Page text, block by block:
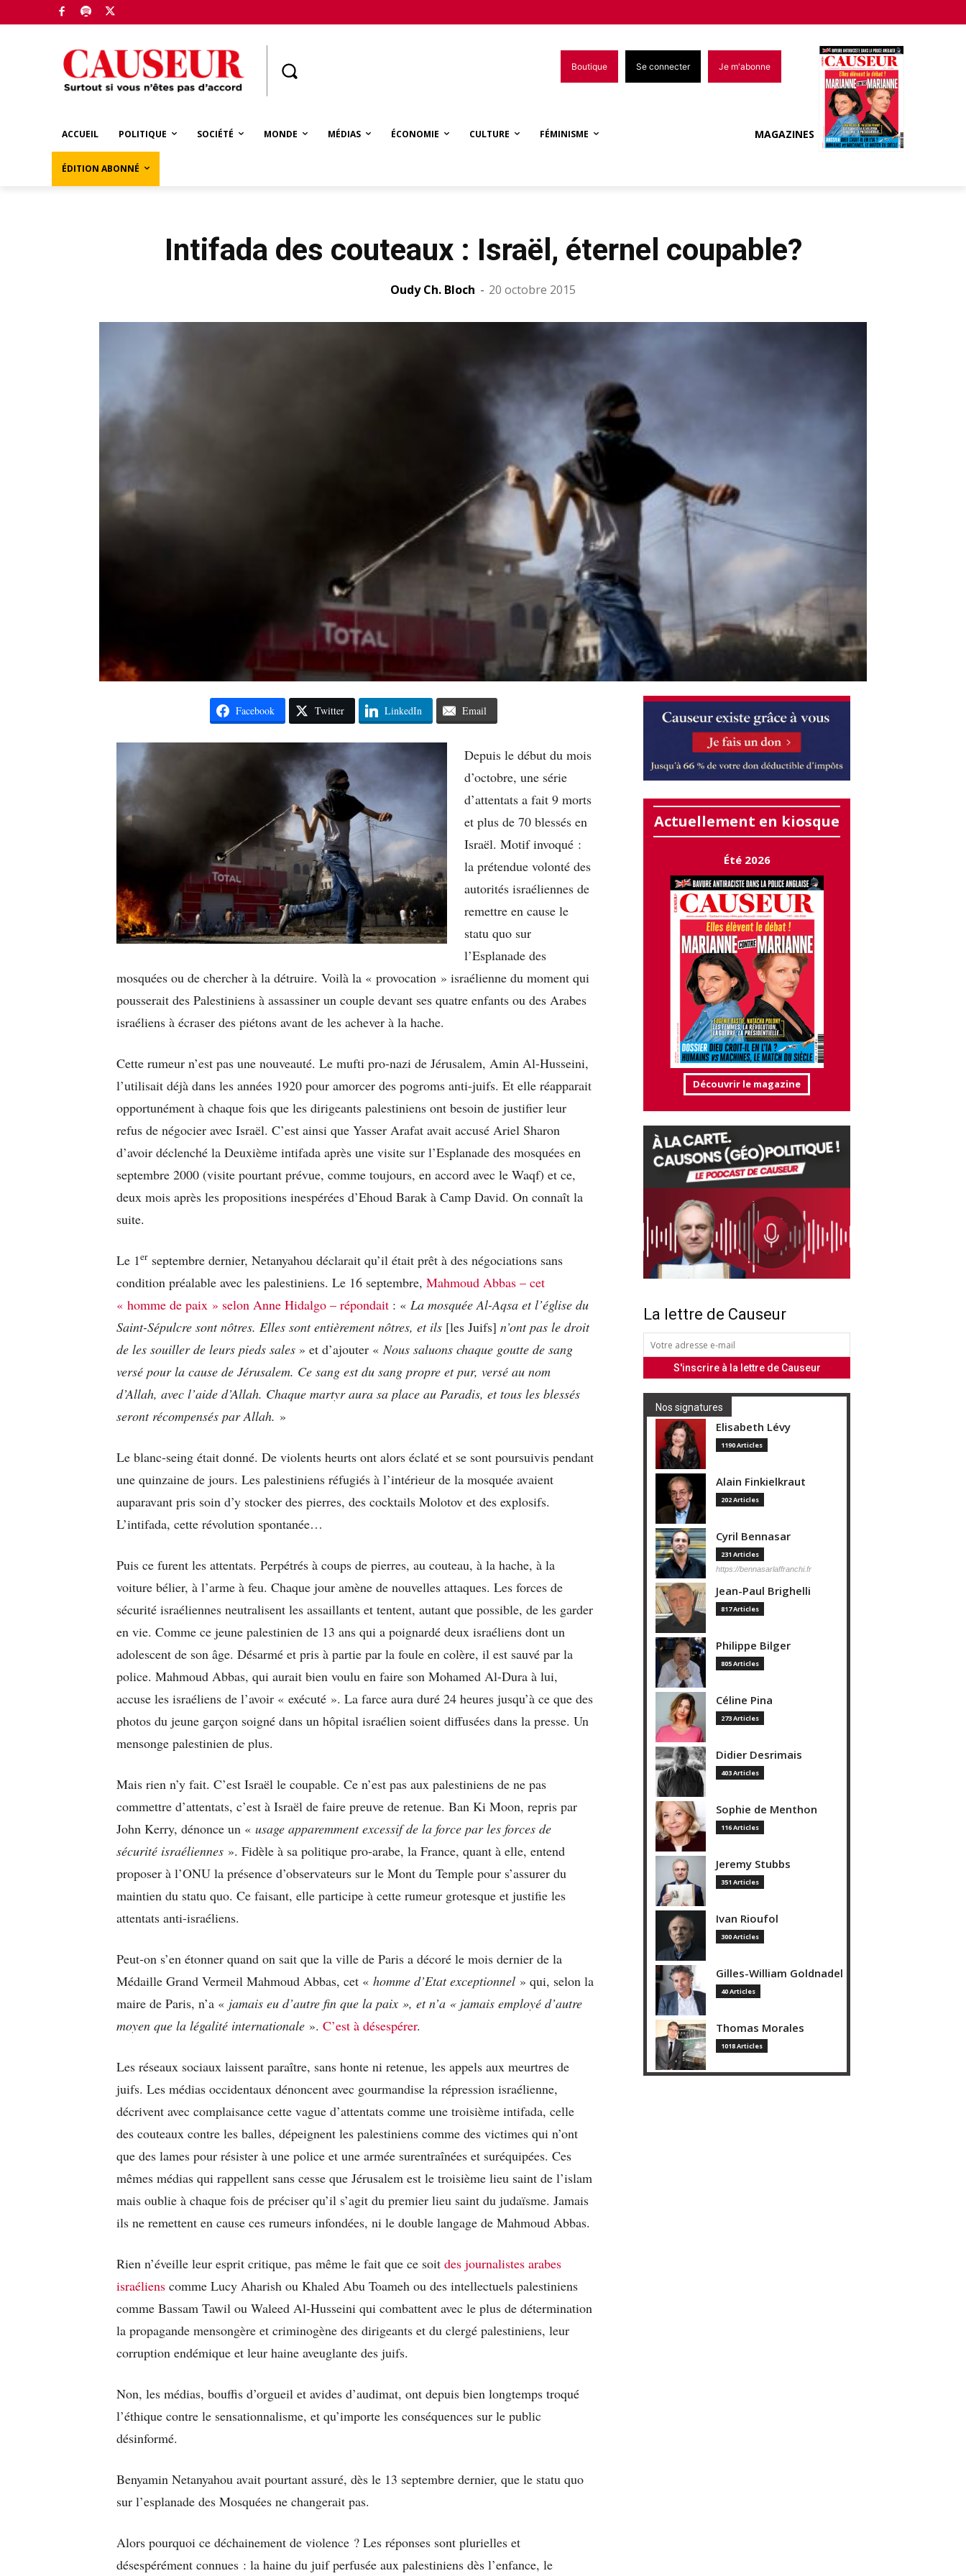
Boutique Se connecter Je m'abonne
ACCUEIL POLITIQUE SOCIÉTÉ MONDE MÉDIAS ÉCONOMIE CULTURE FÉMINISME
ÉDITION ABONNÉ
MAGAZINES
Intifada des couteaux : Israël, éternel coupable?
Oudy Ch. Bloch - 20 octobre 2015
Facebook Twitter LinkedIn Email
Depuis le début du mois
d’octobre, une série
d’attentats a fait 9 morts
et plus de 70 blessés en
Israël. Motif invoqué :
la prétendue volonté des
autorités israéliennes de
remettre en cause le
statu quo sur
l’Esplanade des
mosquées ou de chercher à la détruire. Voilà la « provocation » israélienne du moment qui
pousserait des Palestiniens à assassiner un couple devant ses quatre enfants ou des Arabes
israéliens à écraser des piétons avant de les achever à la hache.
Cette rumeur n’est pas une nouveauté. Le mufti pro-nazi de Jérusalem, Amin Al-Husseini,
l’utilisait déjà dans les années 1920 pour amorcer des pogroms anti-juifs. Et elle réapparait
opportunément à chaque fois que les dirigeants palestiniens ont besoin de justifier leur
refus de négocier avec Israël. C’est ainsi que Yasser Arafat avait accusé Ariel Sharon
d’avoir déclenché la Deuxième intifada après une visite sur l’Esplanade des mosquées en
septembre 2000 (visite pourtant prévue, comme toujours, en accord avec le Waqf) et ce,
deux mois après les propositions inespérées d’Ehoud Barak à Camp David. On connaît la
suite.
Le 1er septembre dernier, Netanyahou déclarait qu’il était prêt à des négociations sans
condition préalable avec les palestiniens. Le 16 septembre, Mahmoud Abbas – cet
« homme de paix » selon Anne Hidalgo – répondait : « La mosquée Al-Aqsa et l’église du
Saint-Sépulcre sont nôtres. Elles sont entièrement nôtres, et ils [les Juifs] n’ont pas le droit
de les souiller de leurs pieds sales » et d’ajouter « Nous saluons chaque goutte de sang
versé pour la cause de Jérusalem. Ce sang est du sang propre et pur, versé au nom
d’Allah, avec l’aide d’Allah. Chaque martyr aura sa place au Paradis, et tous les blessés
seront récompensés par Allah. »
Le blanc-seing était donné. De violents heurts ont alors éclaté et se sont poursuivis pendant
une quinzaine de jours. Les palestiniens réfugiés à l’intérieur de la mosquée avaient
auparavant pris soin d’y stocker des pierres, des cocktails Molotov et des explosifs.
L’intifada, cette révolution spontanée…
Puis ce furent les attentats. Perpétrés à coups de pierres, au couteau, à la hache, à la
voiture bélier, à l’arme à feu. Chaque jour amène de nouvelles attaques. Les forces de
sécurité israéliennes neutralisent les assaillants et tentent, autant que possible, de les garder
en vie. Comme ce jeune palestinien de 13 ans qui a poignardé deux israéliens dont un
adolescent de son âge. Désarmé et pris à partie par la foule en colère, il est sauvé par la
police. Mahmoud Abbas, qui aurait bien voulu en faire son Mohamed Al-Dura à lui,
accuse les israéliens de l’avoir « exécuté ». La farce aura duré 24 heures jusqu’à ce que des
photos du jeune garçon soigné dans un hôpital israélien soient diffusées dans la presse. Un
mensonge palestinien de plus.
Mais rien n’y fait. C’est Israël le coupable. Ce n’est pas aux palestiniens de ne pas
commettre d’attentats, c’est à Israël de faire preuve de retenue. Ban Ki Moon, repris par
John Kerry, dénonce un « usage apparemment excessif de la force par les forces de
sécurité israéliennes ». Fidèle à sa politique pro-arabe, la France, quant à elle, entend
proposer à l’ONU la présence d’observateurs sur le Mont du Temple pour s’assurer du
maintien du statu quo. Ce faisant, elle participe à cette rumeur grotesque et justifie les
attentats anti-israéliens.
Peut-on s’en étonner quand on sait que la ville de Paris a décoré le mois dernier de la
Médaille Grand Vermeil Mahmoud Abbas, cet « homme d’Etat exceptionnel » qui, selon la
maire de Paris, n’a « jamais eu d’autre fin que la paix », et n’a « jamais employé d’autre
moyen que la légalité internationale ». C’est à désespérer.
Les réseaux sociaux laissent paraître, sans honte ni retenue, les appels aux meurtres de
juifs. Les médias occidentaux dénoncent avec gourmandise la répression israélienne,
décrivent avec complaisance cette vague d’attentats comme une troisième intifada, celle
des couteaux contre les balles, dépeignent les palestiniens comme des victimes qui n’ont
que des lames pour résister à une police et une armée surentraînées et suréquipées. Ces
mêmes médias qui rappellent sans cesse que Jérusalem est le troisième lieu saint de l’islam
mais oublie à chaque fois de préciser qu’il s’agit du premier lieu saint du judaïsme. Jamais
ils ne remettent en cause ces rumeurs infondées, ni le double langage de Mahmoud Abbas.
Rien n’éveille leur esprit critique, pas même le fait que ce soit des journalistes arabes
israéliens comme Lucy Aharish ou Khaled Abu Toameh ou des intellectuels palestiniens
comme Bassam Tawil ou Waleed Al-Husseini qui combattent avec le plus de détermination
la propagande mensongère et criminogène des dirigeants et du clergé palestiniens, leur
corruption endémique et leur haine aveuglante des juifs.
Non, les médias, bouffis d’orgueil et avides d’audimat, ont depuis bien longtemps troqué
l’éthique contre le sensationnalisme, et qu’importe les conséquences sur le public
désinformé.
Benyamin Netanyahou avait pourtant assuré, dès le 13 septembre dernier, que le statu quo
sur l’esplanade des Mosquées ne changerait pas.
Alors pourquoi ce déchainement de violence ? Les réponses sont plurielles et
désespérément connues : la haine du juif perfusée aux palestiniens dès l’enfance, le
Actuellement en kiosque
Été 2026
Découvrir le magazine
La lettre de Causeur
Nos signatures
Elisabeth Lévy
1190 Articles
Alain Finkielkraut
202 Articles
Cyril Bennasar
231 Articles
https://bennasarlaffranchi.fr
Jean-Paul Brighelli
817 Articles
Philippe Bilger
805 Articles
Céline Pina
273 Articles
Didier Desrimais
403 Articles
Sophie de Menthon
116 Articles
Jeremy Stubbs
351 Articles
Ivan Rioufol
300 Articles
Gilles-William Goldnadel
40 Articles
Thomas Morales
1018 Articles